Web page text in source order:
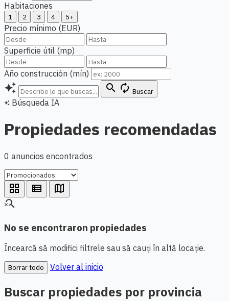
Habitaciones
1 2 3 4 5+
Precio mínimo (EUR)
Superficie útil (mp)
Año construcción (mín)
auto_awesome search autorenew Buscar
auto_awesome Búsqueda IA
Propiedades recomendadas
0 anuncios encontrados
grid_view view_list
map
search_off
No se encontraron propiedades
Încearcă să modifici filtrele sau să cauți în altă locație.
Borrar todo Volver al inicio
Buscar propiedades por provincia